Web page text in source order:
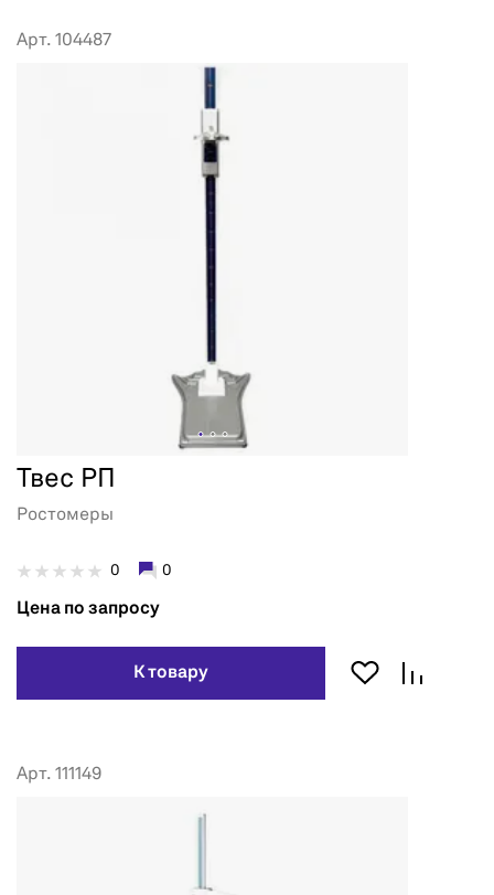
Арт. 104487
Твес РП
Ростомеры
0 0
Цена по запросу
К товару
Арт. 111149